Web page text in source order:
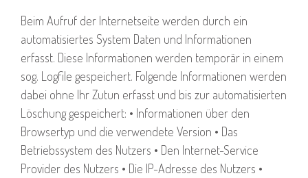
Beim Aufruf der Internetseite werden durch ein
automatisiertes System Daten und Informationen
erfasst. Diese Informationen werden temporär in einem
sog. Logfile gespeichert. Folgende Informationen werden
dabei ohne Ihr Zutun erfasst und bis zur automatisierten
Löschung gespeichert: • Informationen über den
Browsertyp und die verwendete Version • Das
Betriebssystem des Nutzers • Den Internet-Service
Provider des Nutzers • Die IP-Adresse des Nutzers •